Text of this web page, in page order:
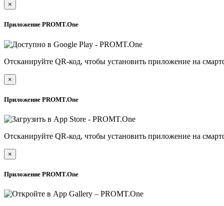
×
Приложение PROMT.One
Отсканируйте QR-код, чтобы установить приложение на
×
Приложение PROMT.One
Отсканируйте QR-код, чтобы установить приложение на
×
Приложение PROMT.One